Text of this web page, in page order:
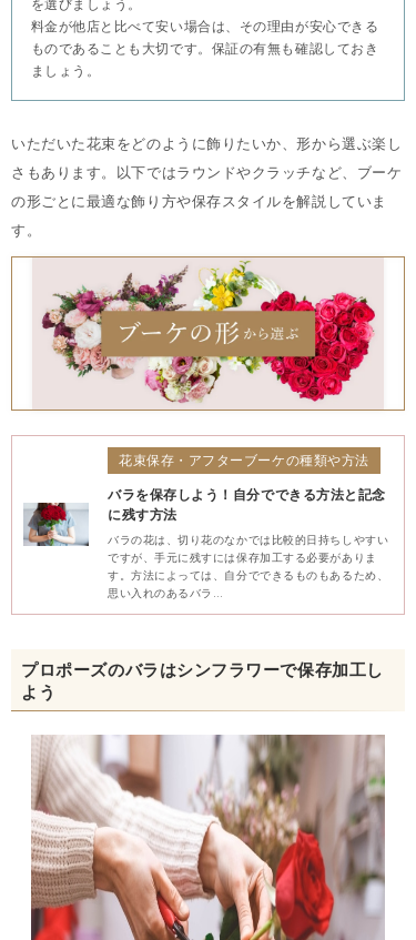
を選びましょう。
料金が他店と比べて安い場合は、その理由が安心できる
ものであることも大切です。保証の有無も確認しておき
ましょう。
いただいた花束をどのように飾りたいか、形から選ぶ楽し
さもあります。以下ではラウンドやクラッチなど、ブーケ
の形ごとに最適な飾り方や保存スタイルを解説していま
す。
花束保存・アフターブーケの種類や方法
バラを保存しよう！自分でできる方法と記念
に残す方法
バラの花は、切り花のなかでは比較的日持ちしやすい
ですが、手元に残すには保存加工する必要がありま
す。方法によっては、自分でできるものもあるため、
思い入れのあるバラ…
プロポーズのバラはシンフラワーで保存加工し
よう